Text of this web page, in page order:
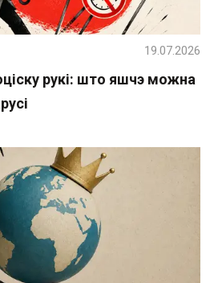
рукі: што яшчэ можна
19.07.2026